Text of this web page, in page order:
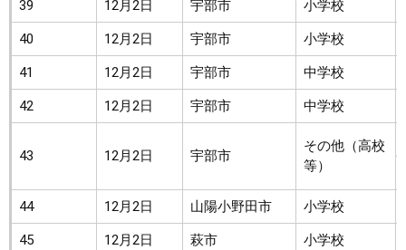
39 12月2日 宇部市 小学校
40 12月2日 宇部市 小学校
41 12月2日 宇部市 中学校
42 12月2日 宇部市 中学校
43 12月2日 宇部市
その他（高校
等）
44 12月2日 山陽小野田市 小学校
45 12月2日 萩市 小学校